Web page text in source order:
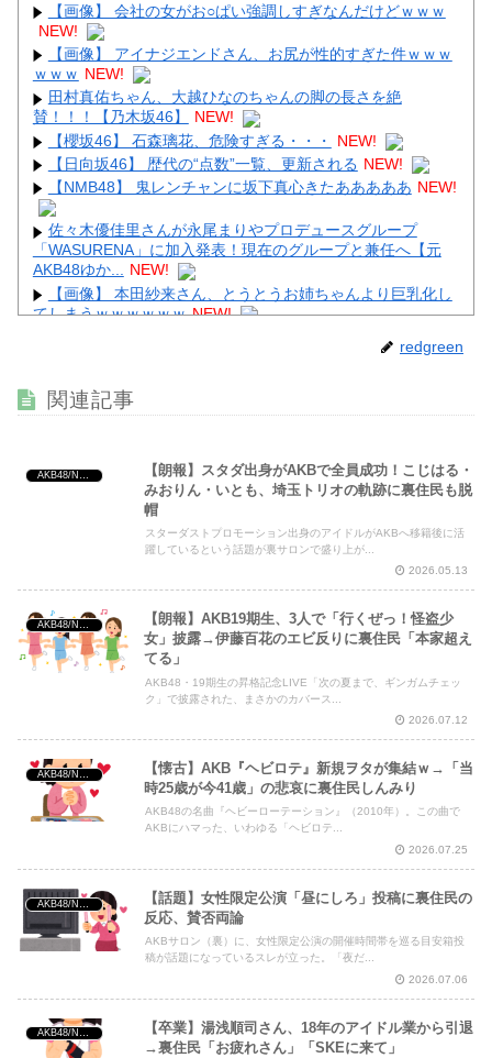
Powered by livedoor 相互RSS
【画像】 会社の女がお○ぱい強調しすぎなんだけどｗｗｗ
NEW!
【画像】 アイナジエンドさん、お尻が性的すぎた件ｗｗｗ
ｗｗｗ NEW!
田村真佑ちゃん、大越ひなのちゃんの脚の長さを絶
賛！！！【乃木坂46】
NEW!
【櫻坂46】 石森璃花、危険すぎる・・・
NEW!
【日向坂46】 歴代の“点数”一覧、更新される NEW!
【NMB48】 鬼レンチャンに坂下真心きたあああああ NEW!
佐々木優佳里さんが永尾まりやプロデュースグループ
「WASURENA」に加入発表！現在のグループと兼任へ【元
AKB48ゆか... NEW!
【画像】 本田紗来さん、とうとうお姉ちゃんより巨乳化し
てしまうｗｗｗｗｗｗ NEW!
ぞ
NEW!
Powered by livedoor 相互RSS
redgreen
関連記事
【朗報】スタダ出身がAKBで全員成功！こじはる・
みおりん・いとも、埼玉トリオの軌跡に裏住民も脱
帽
スターダストプロモーション出身のアイドルがAKBへ移籍後に活
躍しているという話題が裏サロンで盛り上が...
2026.05.13
【朗報】AKB19期生、3人で「行くぜっ！怪盗少
女」披露→伊藤百花のエビ反りに裏住民「本家超え
てる」
AKB48・19期生の昇格記念LIVE「次の夏まで、ギンガムチェッ
ク」で披露された、まさかのカバース...
2026.07.12
【懐古】AKB『ヘビロテ』新規ヲタが集結ｗ→「当
時25歳が今41歳」の悲哀に裏住民しんみり
AKB48の名曲『ヘビーローテーション』（2010年）。この曲で
AKBにハマった、いわゆる「ヘビロテ...
2026.07.25
【話題】女性限定公演「昼にしろ」投稿に裏住民の
反応、賛否両論
AKBサロン（裏）に、女性限定公演の開催時間帯を巡る目安箱投
稿が話題になっているスレが立った。「夜だ...
2026.07.06
AKB48/NGT48/他アイドル
【卒業】湯浅順司さん、18年のアイドル業から引退
→裏住民「お疲れさん」「SKEに来て」